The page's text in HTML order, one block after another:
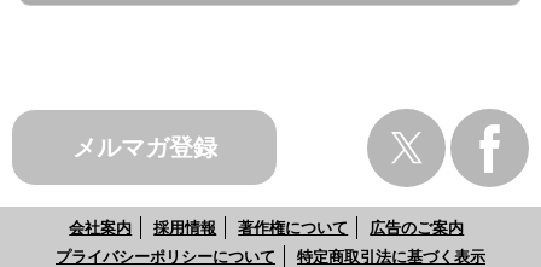
メルマガ登録
会社案内 採用情報 著作権について
広告のご案内
プライバシーポリシーについて
特定商取引法に基づく表示